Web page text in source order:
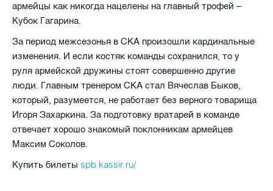
армейцы как никогда нацелены на главный трофей –
Кубок Гагарина.
За период межсезонья в СКА произошли кардинальные
изменения. И если костяк команды сохранился, то у
руля армейской дружины стоят совершенно другие
люди. Главным тренером СКА стал Вячеслав Быков,
который, разумеется, не работает без верного товарища
Игоря Захаркина. За подготовку вратарей в команде
отвечает хорошо знакомый поклонникам армейцев
Максим Соколов.
Купить билеты spb.kassir.ru/